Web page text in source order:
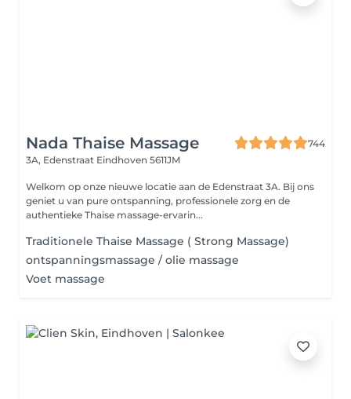
Nada Thaise Massage
744
3A, Edenstraat Eindhoven 5611JM
Welkom op onze nieuwe locatie aan de Edenstraat 3A. Bij ons
geniet u van pure ontspanning, professionele zorg en de
authentieke Thaise massage-ervarin...
Traditionele Thaise Massage ( Strong Massage)
ontspanningsmassage / olie massage
Voet massage